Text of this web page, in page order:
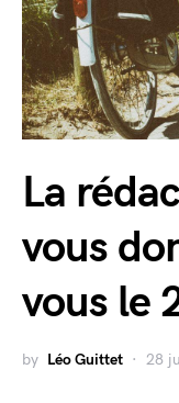
La
vous
vous le
by Léo Guittet 28